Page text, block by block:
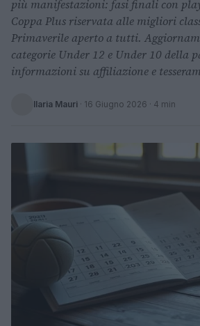
più manifestazioni: fasi finali con
Coppa Plus riservata alle migliori
Primaverile aperto a tutti.
categorie Under 12 e Under 10 della
informazioni su affiliazione e
Ilaria Mauri · 16 Giugno 2026 · 4 min